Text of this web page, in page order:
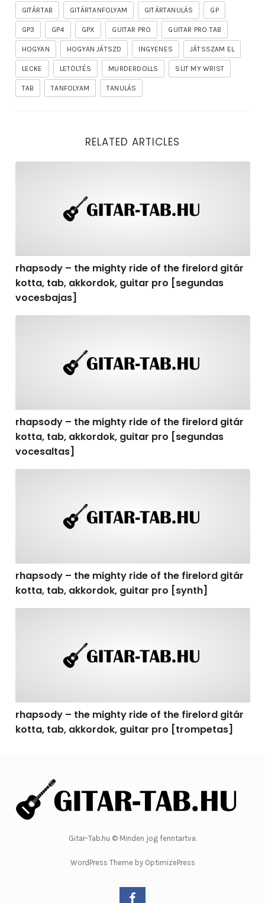
GITÁRTAB GITÁRTANFOLYAM GITÁRTANULÁS GP
GP3 GP4 GPX GUITAR PRO GUITAR PRO TAB
HOGYAN HOGYAN JÁTSZD INGYENES JÁTSSZAM EL
LECKE LETÖLTÉS MURDERDOLLS SLIT MY WRIST
TAB TANFOLYAM TANULÁS
RELATED ARTICLES
rhapsody – the mighty ride of the firelord gitár
kotta, tab, akkordok, guitar pro [segundas
vocesbajas]
rhapsody – the mighty ride of the firelord gitár
kotta, tab, akkordok, guitar pro [segundas
vocesaltas]
rhapsody – the mighty ride of the firelord gitár
kotta, tab, akkordok, guitar pro [synth]
rhapsody – the mighty ride of the firelord gitár
kotta, tab, akkordok, guitar pro [trompetas]
Gitar-Tab.hu © Minden jog fenntartva.
WordPress Theme by OptimizePress